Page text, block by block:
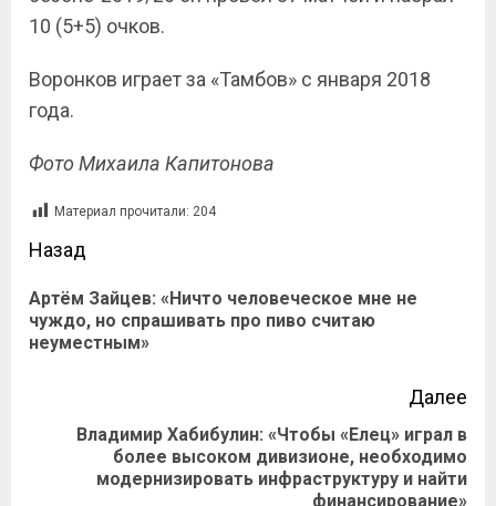
10 (5+5) очков.
Воронков играет за «Тамбов» с января 2018
года.
Фото Михаила Капитонова
Материал прочитали: 204
Назад
Артём Зайцев: «Ничто человеческое мне не
чуждо, но спрашивать про пиво считаю
неуместным»
Далее
Владимир Хабибулин: «Чтобы «Елец» играл в
более высоком дивизионе, необходимо
модернизировать инфраструктуру и найти
финансирование»